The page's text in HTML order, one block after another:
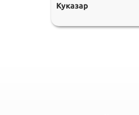
Куказар